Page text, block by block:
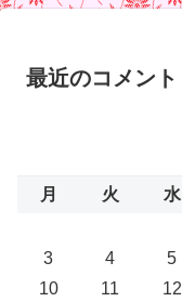
最近のコメント
月 火 水
3
4 5
10
11 12